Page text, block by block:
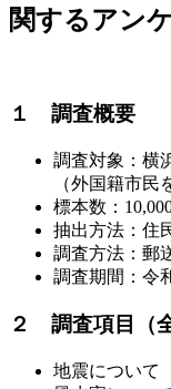
関するアン
１ 調査概要
調査対象：横
（外国籍市民
標本数：
抽出方法：住
調査方法：郵
調査期間：令
２ 調査項目（全
地震について